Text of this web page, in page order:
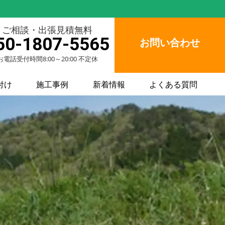
ご相談・出張見積無料
1807-5565
電話受付時間8:00～20:00 不定休
お問い合わせ
け 施工事例 新着情報 よくある質問